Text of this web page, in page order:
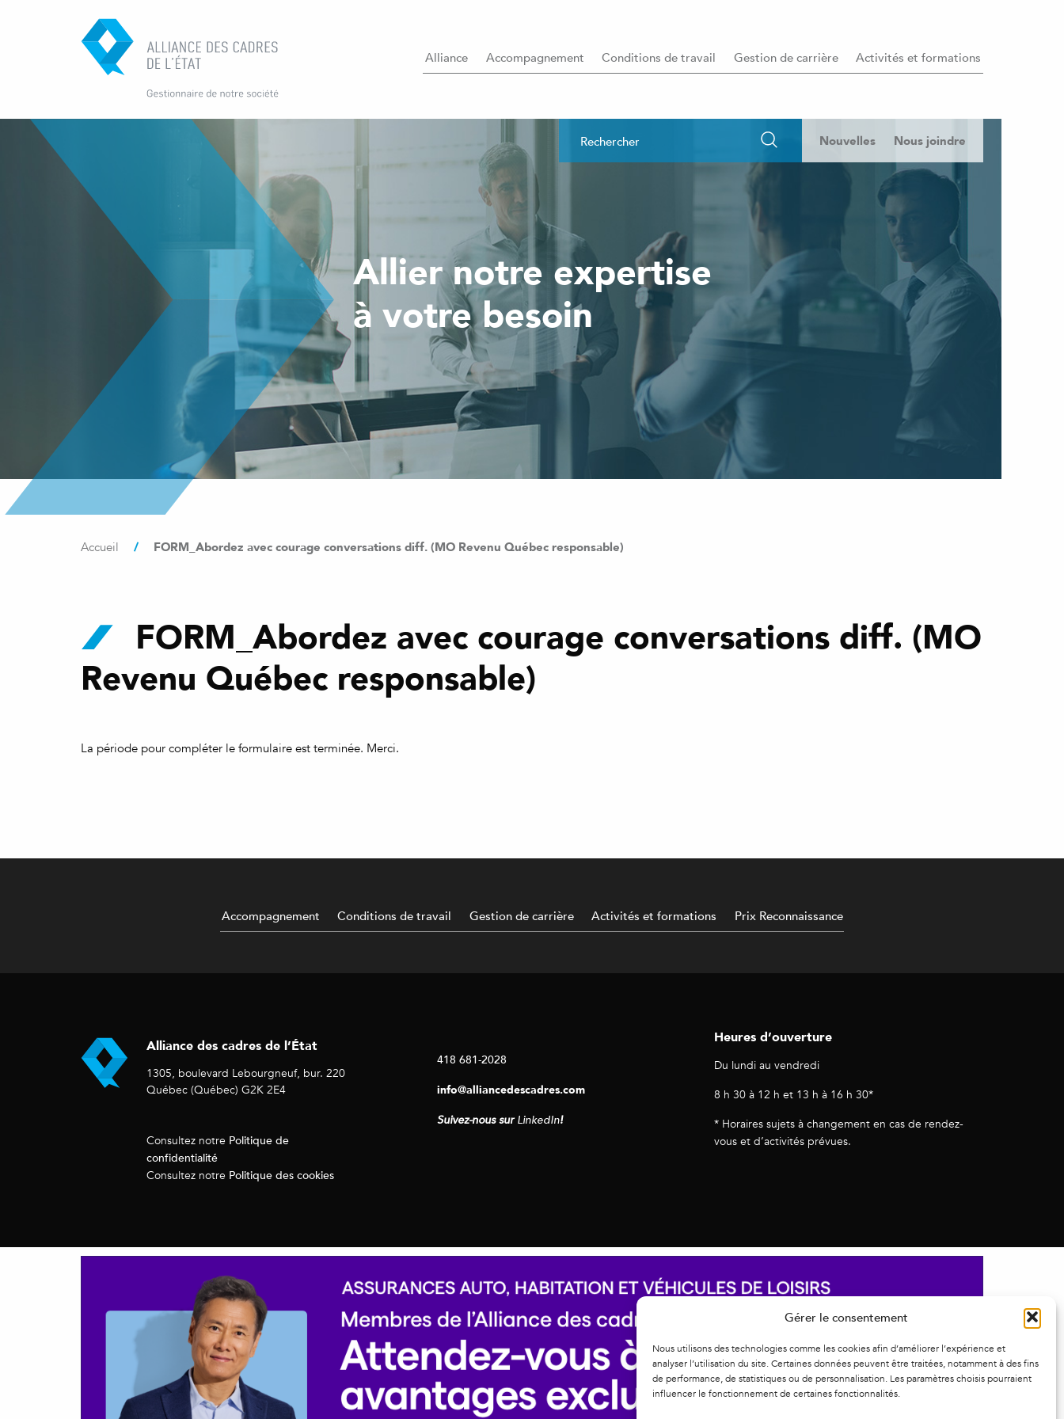
Gérer le consentement
Nous utilisons des technologies comme les cookies afin d’améliorer l’expérience et
analyser l’utilisation du site. Certaines données peuvent être traitées, notamment à des fins
de performance, de statistiques ou de personnalisation. Les paramètres choisis pourraient
influencer le fonctionnement de certaines fonctionnalités.
Alliance Accompagnement Conditions de travail Gestion de carrière Activités et formations
Nouvelles Nous joindre
Allier notre expertise
à votre besoin
Accueil / FORM_Abordez avec courage conversations diff. (MO Revenu Québec responsable)
FORM_Abordez avec courage conversations diff. (MO
Revenu Québec responsable)
La période pour compléter le formulaire est terminée. Merci.
Accompagnement Conditions de travail Gestion de carrière Activités et formations Prix Reconnaissance
Alliance des cadres de l’État
1305, boulevard Lebourgneuf, bur. 220
Québec (Québec) G2K 2E4
Consultez notre Politique de
confidentialité
Consultez notre Politique des cookies
418 681-2028
info@alliancedescadres.com
Suivez-nous surLinkedIn!
Heures d’ouverture
Du lundi au vendredi
8 h 30 à 12 h et 13 h à 16 h 30*
* Horaires sujets à changement en cas de rendez-
vous et d’activités prévues.